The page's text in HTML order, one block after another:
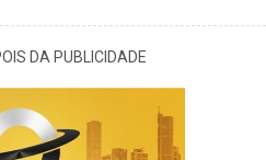
DA PUBLICIDADE